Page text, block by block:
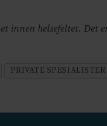
helsefeltet. Det
PRIVATE SPESIALISTER